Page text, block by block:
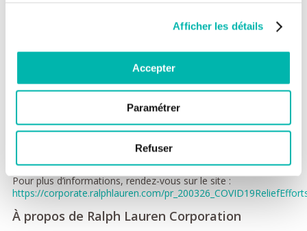
Afficher les détails
Accepter
Paramétrer
Refuser
Paris - Hôpitaux de France se consacre à l’amélioration de la
récente de Ralph Lauren Corporate Foundation, qui s’est
engagé à verser 10 millions de dollars pour aider ses équipes,
mais aussi le Fonds de solidarité COVID-19 de l’Organisation
mondiale de la santé, le Council of Fashion Designers of
America (CFDA) / Vogue Fashion Fund, et les organisations
internationales venant en aide aux personnes atteintes du
cancer qui sont parmi les plus vulnérables dans le contexte
Pour plus d’informations, rendez-vous sur le site :
https://corporate.ralphlauren.com/
À propos de Ralph Lauren Corporation